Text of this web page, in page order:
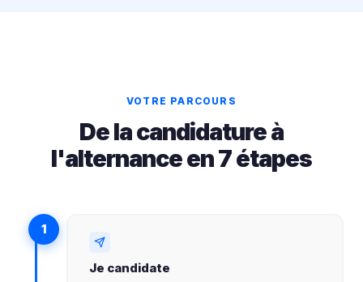
VOTRE PARCOURS
De la candidature à
l'alternance en 7 étapes
1
Je candidate